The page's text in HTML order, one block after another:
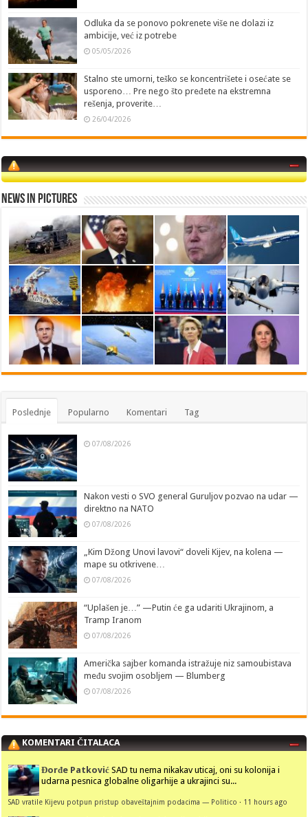
Odluka da se ponovo pokrenete više ne dolazi iz
ambicije, već iz potrebe
05/05/2026
Stalno ste umorni, teško se koncentrišete i osećate se
usporeno… Pre nego što pređete na ekstremna
rešenja, proverite…
26/04/2026
News in Pictures
Poslednje Popularno Komentari Tag
07/08/2026
Nakon vesti o SVO general Guruljov pozvao na udar —
direktno na NATO
07/08/2026
„Kim Džong Unovi lavovi“ doveli Kijev, na kolena —
mape su otkrivene…
07/08/2026
“Uplašen je…” —Putin će ga udariti Ukrajinom, a
Tramp Iranom
07/08/2026
Američka sajber komanda istražuje niz samoubistava
među svojim osobljem — Blumberg
07/08/2026
KOMENTARI ČITALACA
Đorđe Patković SAD tu nema nikakav uticaj, oni su kolonija i
udarna pesnica globalne oligarhije a ukrajinci su...
SAD vratile Kijevu potpun pristup obaveštajnim podacima — Politico · 11 hours ago